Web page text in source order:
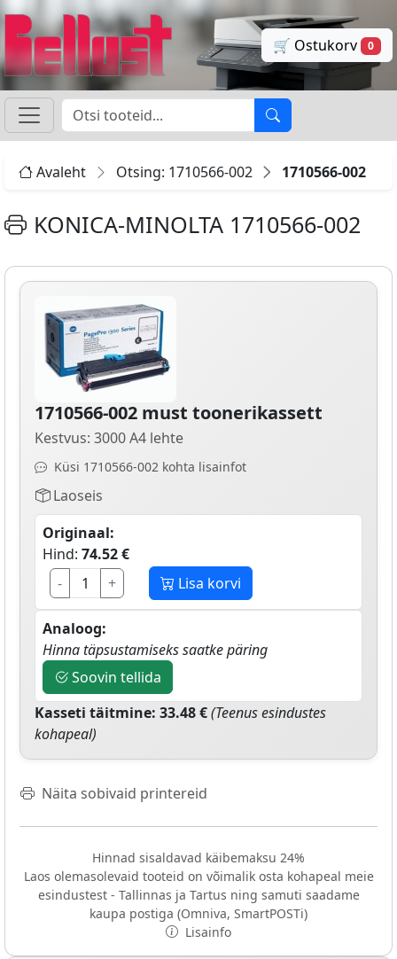
🛒 Ostukorv 0
Avaleht Otsing: 1710566-002 1710566-002
KONICA-MINOLTA 1710566-002
1710566-002 must toonerikassett
Kestvus: 3000 A4 lehte
Küsi 1710566-002 kohta lisainfot
Laoseis
Originaal:
Hind: 74.52 €
-
+ Lisa korvi
Analoog:
Hinna täpsustamiseks saatke päring
Soovin tellida
Kasseti täitmine: 33.48 €(Teenus esindustes
kohapeal)
Näita sobivaid printereid
Hinnad sisaldavad käibemaksu 24%
Laos olemasolevaid tooteid on võimalik osta kohapeal meie
esindustest - Tallinnas ja Tartus ning samuti saadame
kaupa postiga (Omniva, SmartPOSTi)
Lisainfo